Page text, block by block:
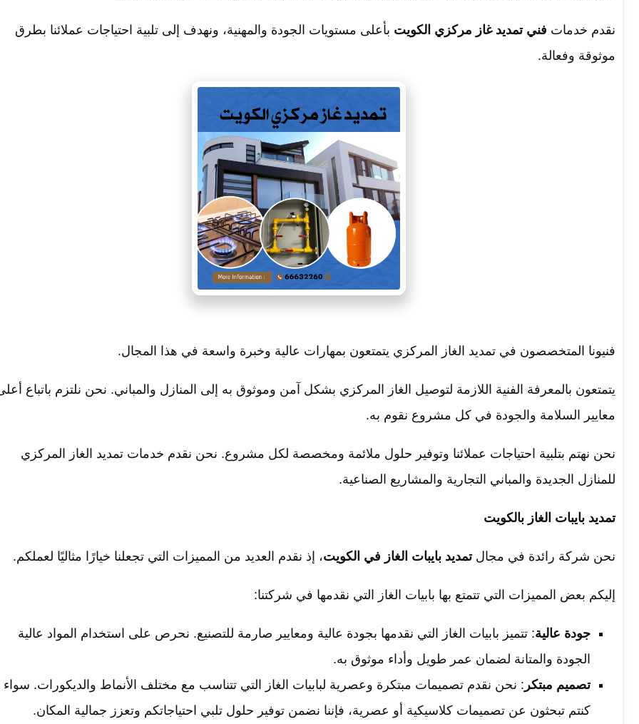
نقدم خدمات فني تمديد غاز مركزي الكويت بأعلى مستويات الجودة والمهنية، ونهدف إلى تلبية احتياجات عملائنا بطرق
موثوقة وفعالة.
فنيونا المتخصصون في تمديد الغاز المركزي يتمتعون بمهارات عالية وخبرة واسعة في هذا المجال.
يتمتعون بالمعرفة الفنية اللازمة لتوصيل الغاز المركزي بشكل آمن وموثوق به إلى المنازل والمباني. نحن نلتزم باتباع
معايير السلامة والجودة في كل مشروع نقوم به.
نحن نهتم بتلبية احتياجات عملائنا وتوفير حلول ملائمة ومخصصة لكل مشروع. نحن نقدم خدمات تمديد الغاز المركزي
للمنازل الجديدة والمباني التجارية والمشاريع الصناعية.
تمديد بايبات الغاز بالكويت
نحن شركة رائدة في مجالتمديد بايبات الغاز في الكويت، إذ نقدم العديد من المميزات التي تجعلنا خيارًا مثاليًا لعملكم.
إليكم بعض المميزات التي تتمتع بها بابيات الغاز التي نقدمها في شركتنا:
جودة عالية: تتميز بابيات الغاز التي نقدمها بجودة عالية ومعايير صارمة للتصنيع. نحرص على استخدام المواد عالية
الجودة والمتانة لضمان عمر طويل وأداء موثوق به.
تصميم مبتكر : نحن نقدم تصميمات مبتكرة وعصرية لبابيات الغاز التي تتناسب مع مختلف الأنماط والديكورات. سواء
كنتم تبحثون عن تصميمات كلاسيكية أو عصرية، فإننا نضمن توفير حلول تلبي احتياجاتكم وتعزز جمالية المكان.